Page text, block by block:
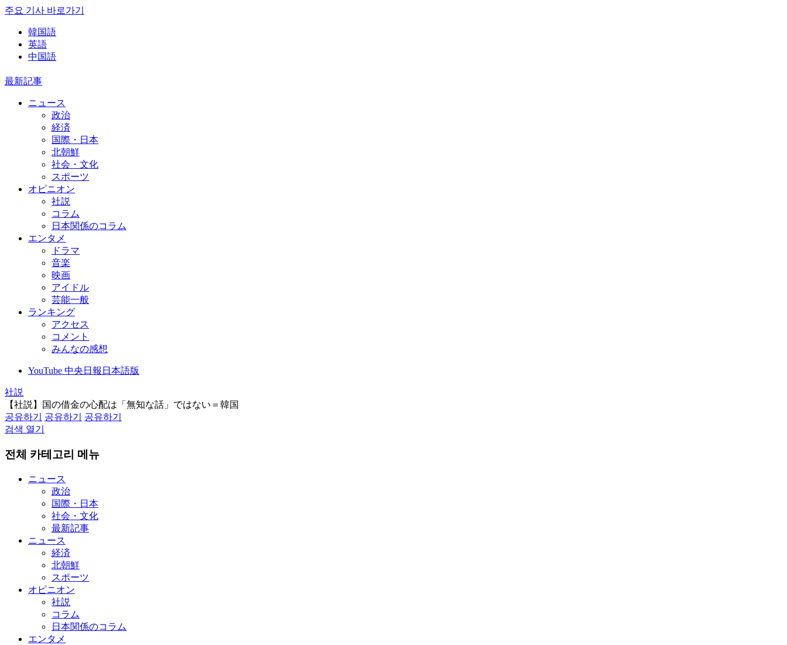
주요 기사 바로가기
韓国語
英語
中国語
最新記事
ニュース
政治
経済
国際・日本
北朝鮮
社会・文化
スポーツ
オピニオン
社説
コラム
日本関係のコラム
エンタメ
ドラマ
音楽
映画
アイドル
芸能一般
ランキング
アクセス
コメント
みんなの感想
YouTube 中央日報日本語版
社説
【社説】国の借金の心配は「無知な話」ではない＝韓国
공유하기
공유하기
공유하기
검색 열기
전체 카테고리 메뉴
ニュース
政治
国際・日本
社会・文化
最新記事
ニュース
経済
北朝鮮
スポーツ
オピニオン
社説
コラム
日本関係のコラム
エンタメ